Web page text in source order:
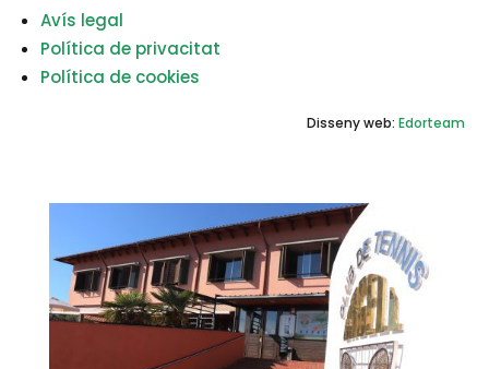
Avís legal
Política de privacitat
Política de cookies
Disseny web: Edorteam